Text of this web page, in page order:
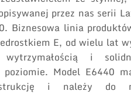
przez nas serii
Biznesowa linia
E, od wielu lat
wytrzymałością i
poziomie. Model E6440
i należy do